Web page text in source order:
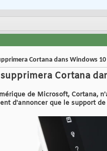
Cortana dans Windows
Cortana
de Microsoft, Cortana,
d'annoncer que le support